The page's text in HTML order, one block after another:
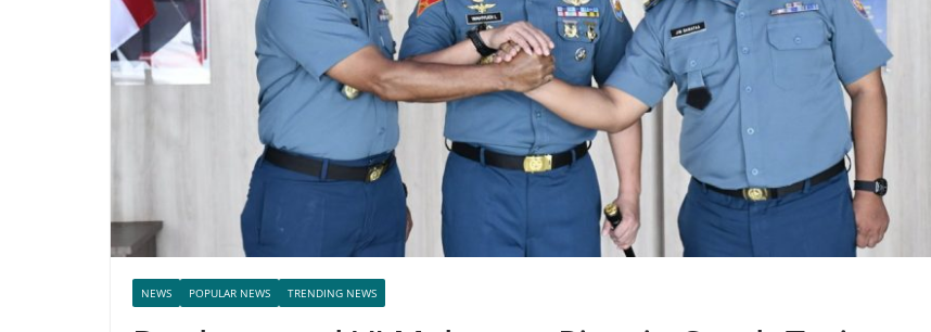
NEWS POPULAR NEWS TRENDING NEWS